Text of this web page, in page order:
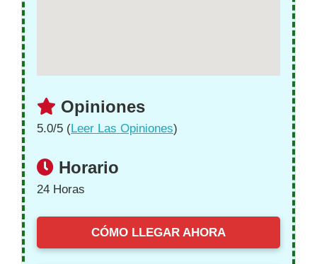
Opiniones
5.0/5 (Leer Las Opiniones)
Horario
24 Horas
CÓMO LLEGAR AHORA